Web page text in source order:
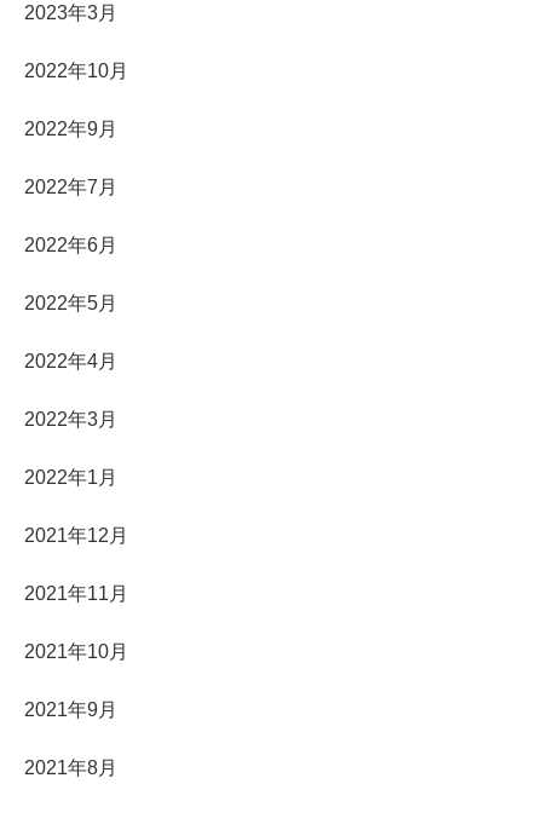
2023年3月
2022年10月
2022年9月
2022年7月
2022年6月
2022年5月
2022年4月
2022年3月
2022年1月
2021年12月
2021年11月
2021年10月
2021年9月
2021年8月